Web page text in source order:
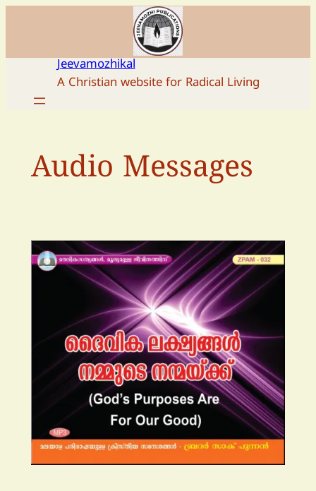
Jeevamozhikal
A Christian website for Radical Living
Audio Messages